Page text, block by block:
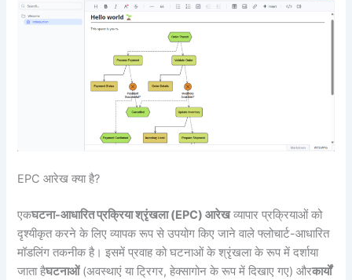
EPC आरेख क्या है?
एकघटना-आधारित प्रक्रिया श्रृंखला (EPC) आरेखव्यापार प्रक्रियाओं को
दृश्यीकृत करने के लिए व्यापक रूप से उपयोग किए जाने वाले फ्लोचार्ट-आधारित
मॉडलिंग तकनीक है। इसमें प्रवाह को घटनाओं के श्रृंखला के रूप में दर्शाया
जाता हैघटनाओं(अवस्थाएं या ट्रिगर, हेक्सागोन के रूप में दिखाए गए) औरकार्यों